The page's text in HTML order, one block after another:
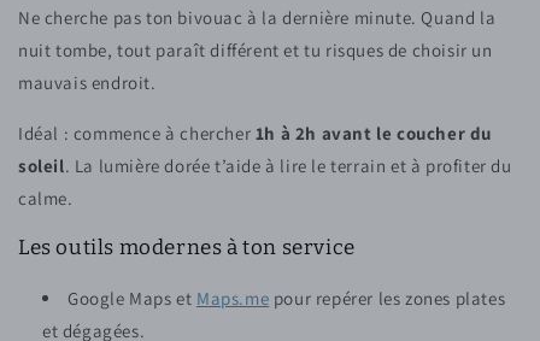
Ne cherche pas ton bivouac à la dernière minute. Quand la
nuit tombe, tout paraît différent et tu risques de choisir un
mauvais endroit.
Idéal : commence à chercher 1h à 2h avant le coucher du
soleil. La lumière dorée t’aide à lire le terrain et à profiter du
calme.
Les outils modernes à ton service
Google Maps et Maps.me pour repérer les zones plates
et dégagées.